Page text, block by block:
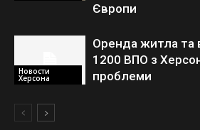
Європи
Новости
Херсона
Оренда житла та
1200 ВПО з
проблеми